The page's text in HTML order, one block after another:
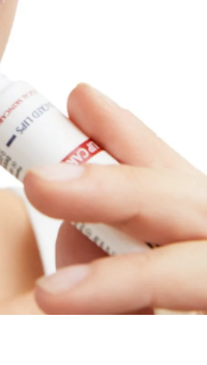
os
os lábios
Regenerador
fragrâncias,
tubo de apertar
É adequado para
superior a três